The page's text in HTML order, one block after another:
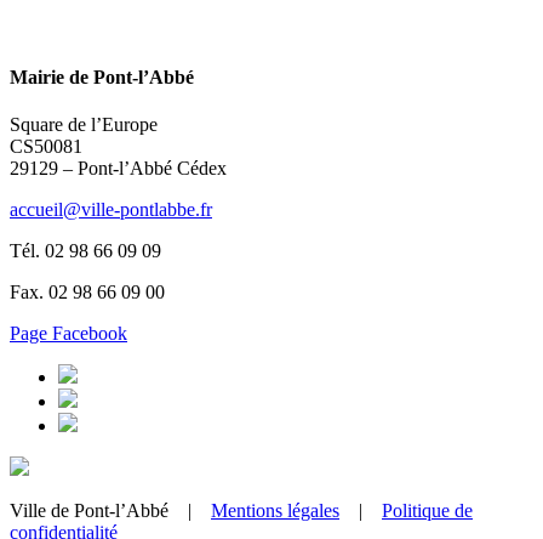
Mairie de Pont-l’Abbé
Square de l’Europe
CS50081
29129 – Pont-l’Abbé Cédex
accueil@ville-pontlabbe.fr
Tél. 02 98 66 09 09
Fax. 02 98 66 09 00
Page Facebook
Ville de Pont-l’Abbé | Mentions légales | Politique de
confidentialité